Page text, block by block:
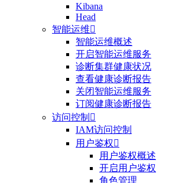
Kibana
Head
智能运维
智能运维概述
开启智能运维服务
诊断集群健康状况
查看健康诊断报告
关闭智能运维服务
订阅健康诊断报告
访问控制 
IAM访问控制
用户鉴权
用户鉴权概述
开启用户鉴权
角色管理